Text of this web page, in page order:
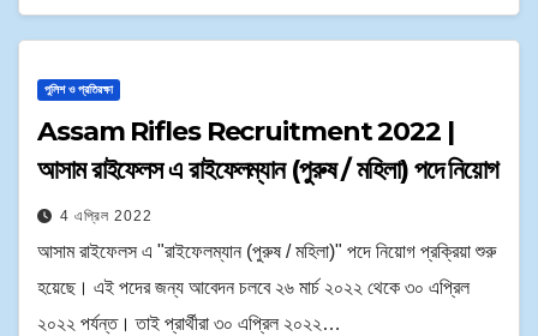
পুলিশ ও প্রতিরক্ষা
Assam Rifles Recruitment 2022 |
আসাম রাইফেলস এ রাইফেলম্যান (পুরুষ / মহিলা) পদে নিয়োগ
4 এপ্রিল 2022
আসাম রাইফেলস এ "রাইফেলম্যান (পুরুষ / মহিলা)" পদে নিয়োগ প্রক্রিয়া শুরু
হয়েছে। এই পদের জন্য আবেদন চলবে ২৬ মার্চ ২০২২ থেকে ৩০ এপ্রিল
২০২২ পর্যন্ত। তাই প্রার্থীরা ৩০ এপ্রিল ২০২২…